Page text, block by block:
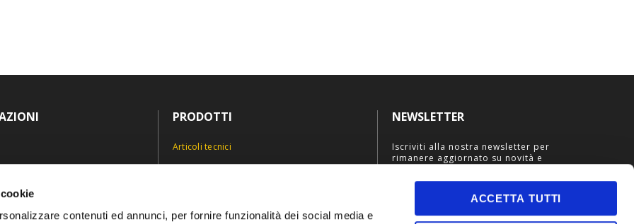
contenuti ed annunci, per fornire funzionalità dei social media e
ACCETTA TUTTI
PRODOTTI
Articoli tecnici
Antinfortunistica
Personalizzazioni
NEWSLETTER
Iscriviti alla nostra newsletter per
rimanere aggiornato su novità e